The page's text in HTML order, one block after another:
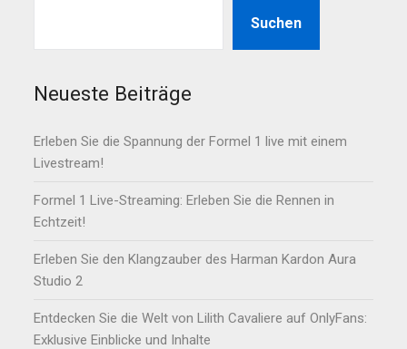
Suchen
Neueste Beiträge
Erleben Sie die Spannung der Formel 1 live mit einem
Livestream!
Formel 1 Live-Streaming: Erleben Sie die Rennen in
Echtzeit!
Erleben Sie den Klangzauber des Harman Kardon Aura
Studio 2
Entdecken Sie die Welt von Lilith Cavaliere auf OnlyFans:
Exklusive Einblicke und Inhalte